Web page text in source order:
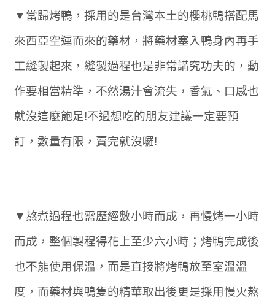
▼當歸烤鴨，採用的是台灣本土的櫻桃鴨搭配馬
來西亞空運而來的藥材，將藥材塞入鴨身內再手
工縫製起來，縫製過程也是非常講究功夫的，動
作要相當精準，不然湯汁會流失，香氣、口感也
就沒這麼飽足!不過想吃的朋友建議一定要預
訂，數量有限，賣完就沒囉!
▼熬煮過程也需歷經數小時而成，再慢烤一小時
而成，整個製程得花上至少六小時；烤鴨完成後
也不能使用保溫，而是直接將烤鴨放至室溫溫
度，而藥材與鴨隻的精華取出後更是採用慢火熬